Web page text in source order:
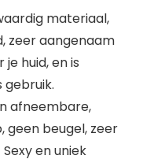
materiaal,
zeer aangenaam
huid, en is
gebruik.
afneembare,
geen beugel, zeer
en uniek